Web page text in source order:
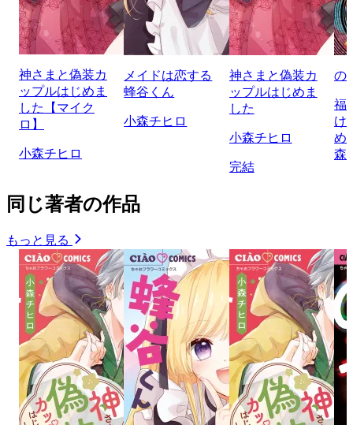
神さまと偽装カ
ップルはじめま
した【マイク
ロ】
小森チヒロ
メイドは恋する
蜂谷くん
小森チヒロ
神さまと偽装カ
ップルはじめま
した
小森チヒロ
完結
の
福
け
め
森
同じ著者の作品
もっと見る